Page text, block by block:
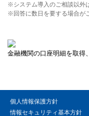
※システム導入のご相談以外
※回答に数日を要する場合が
金融機関の口座明細を取得
個人情報保護方針
情報セキュリティ基本方針